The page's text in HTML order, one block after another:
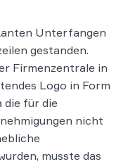
Unterfangen
gestanden.
Firmenzentrale in
Logo in Form
die für die
nicht
musste das